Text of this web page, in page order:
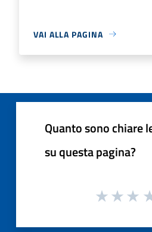
VAI ALLA PAGINA
Quanto sono chiare
su questa pagina?